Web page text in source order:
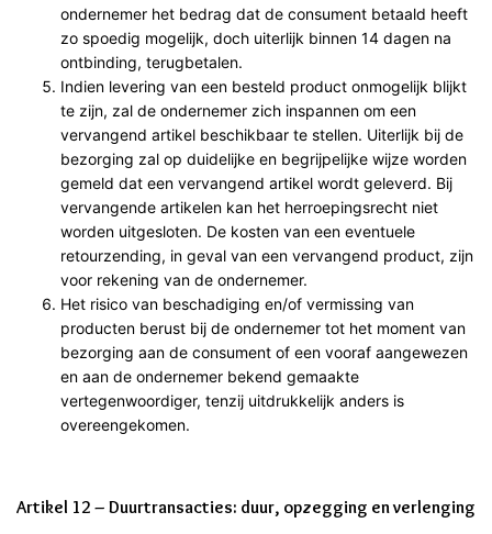
ondernemer het bedrag dat de consument betaald heeft
zo spoedig mogelijk, doch uiterlijk binnen 14 dagen na
ontbinding, terugbetalen.
Indien levering van een besteld product onmogelijk blijkt
te zijn, zal de ondernemer zich inspannen om een
vervangend artikel beschikbaar te stellen. Uiterlijk bij de
bezorging zal op duidelijke en begrijpelijke wijze worden
gemeld dat een vervangend artikel wordt geleverd. Bij
vervangende artikelen kan het herroepingsrecht niet
worden uitgesloten. De kosten van een eventuele
retourzending, in geval van een vervangend product, zijn
voor rekening van de ondernemer.
Het risico van beschadiging en/of vermissing van
producten berust bij de ondernemer tot het moment van
bezorging aan de consument of een vooraf aangewezen
en aan de ondernemer bekend gemaakte
vertegenwoordiger, tenzij uitdrukkelijk anders is
overeengekomen.
Artikel 12 – Duurtransacties: duur, opzegging en verlenging